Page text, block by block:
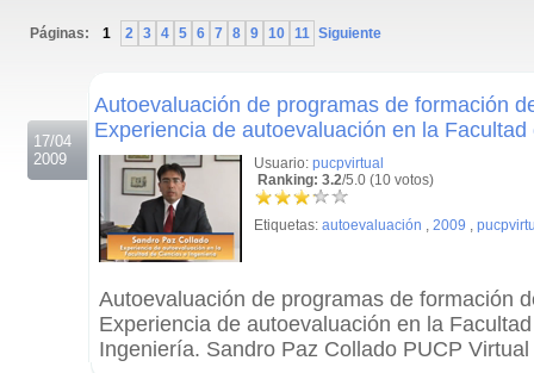
Páginas: 1 2 3 4 5 6 7 8 9 10 11 Siguiente
17/04
2009
Autoevaluación de programas de formación
Experiencia de autoevaluación en la
Usuario: pucpvirtual
Ranking: 3.2/5.0 (10 votos)
Etiquetas: autoevaluación , 2009 ,
Autoevaluación de programas de formación
Experiencia de autoevaluación en la
Ingeniería. Sandro Paz Collado PUCP Virtual